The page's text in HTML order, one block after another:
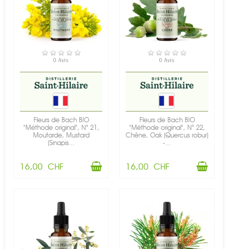
EN STOCK
0 Avis
Fleurs de Bach BIO
"Méthode original", N° 21,
Moutarde, Mustard
(Sinapis...
16,00 CHF
EN STOCK
0 Avis
Fleurs de Bach BIO
"Méthode original", N° 22,
Chêne, Oak (Quercus robur)
-...
16,00 CHF